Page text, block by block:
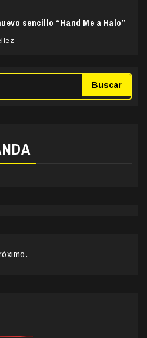
sencillo “Hand Me a Halo”
Buscar